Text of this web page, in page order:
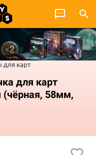
для карт
для карт
(чёрная, 58мм,